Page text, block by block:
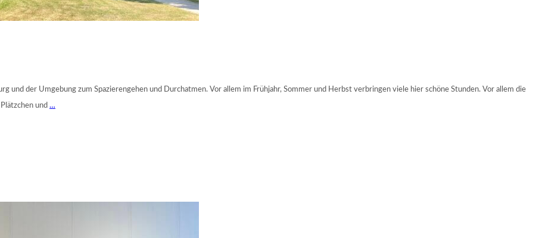
und der Umgebung zum Spazierengehen und Durchatmen. Vor allem im Frühjahr, Sommer und Herbst verbringen viele hier schöne Stunden. Vor allem die
und …